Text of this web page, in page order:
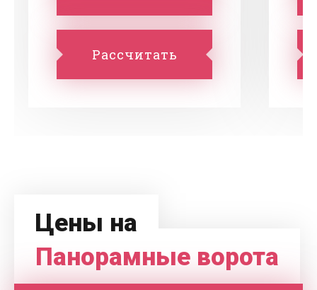
Рассчитать
Цены на
Панорамные ворота